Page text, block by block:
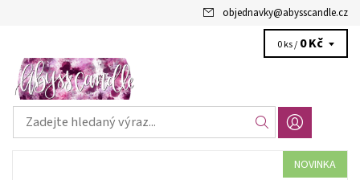
objednavky@abysscandle.cz
0 ks / 0 Kč
NOVINKA